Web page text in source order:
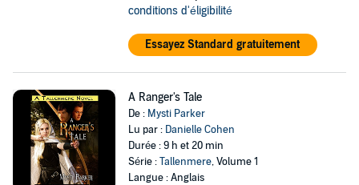
conditions d'éligibilité
Essayez Standard gratuitement
A Ranger's Tale
De : Mysti Parker
Lu par : Danielle Cohen
Durée : 9 h et 20 min
Série :Tallenmere, Volume 1
Langue : Anglais